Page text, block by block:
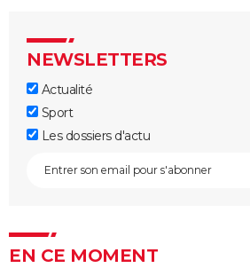
NEWSLETTERS
Actualité
Sport
Les dossiers d'actu
EN CE MOMENT